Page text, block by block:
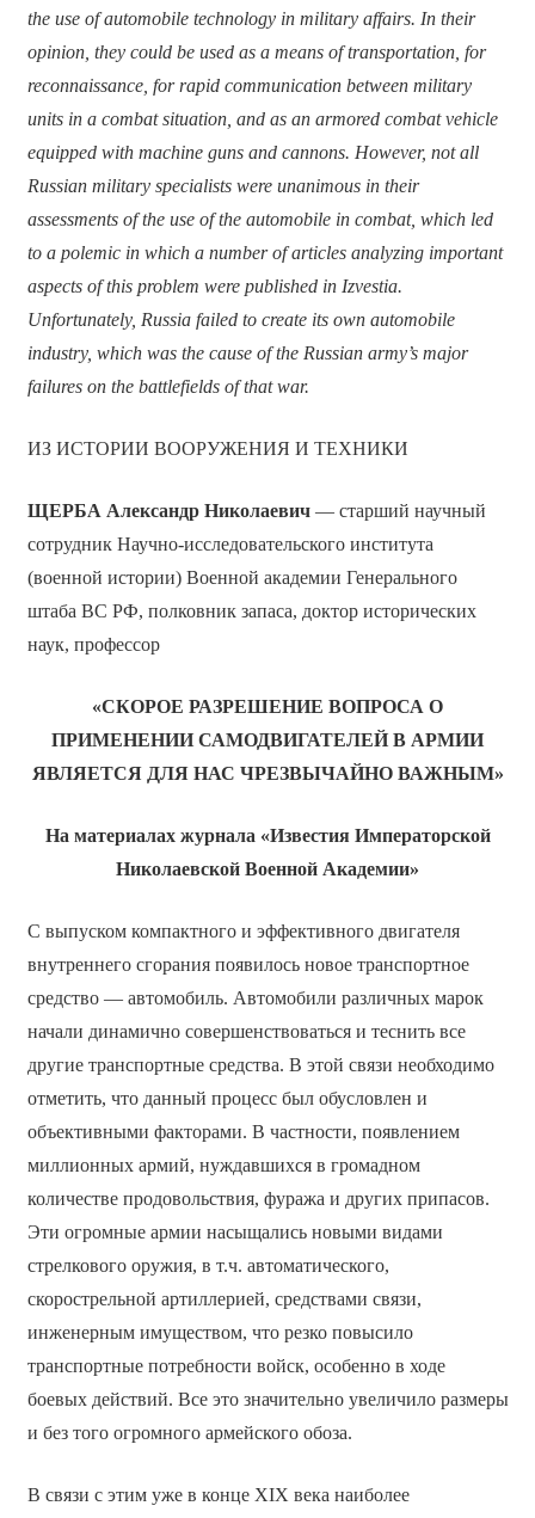
the use of automobile technology in military affairs. In their
opinion, they could be used as a means of transportation, for
reconnaissance, for rapid communication between military
units in a combat situation, and as an armored combat vehicle
equipped with machine guns and cannons. However, not all
Russian military specialists were unanimous in their
assessments of the use of the automobile in combat, which led
to a polemic in which a number of articles analyzing important
aspects of this problem were published in Izvestia.
Unfortunately, Russia failed to create its own automobile
industry, which was the cause of the Russian army’s major
failures on the battlefields of that war.
ИЗ ИСТОРИИ ВООРУЖЕНИЯ И ТЕХНИКИ
ЩЕРБА Александр Николаевич— старший научный
сотрудник Научно-исследовательского института
(военной истории) Военной академии Генерального
штаба ВС РФ, полковник запаса, доктор исторических
наук, профессор
«СКОРОЕ РАЗРЕШЕНИЕ ВОПРОСА О
ПРИМЕНЕНИИ САМОДВИГАТЕЛЕЙ В АРМИИ
ЯВЛЯЕТСЯ ДЛЯ НАС ЧРЕЗВЫЧАЙНО ВАЖНЫМ»
На материалах журнала «Известия Императорской
Николаевской Военной Академии»
С выпуском компактного и эффективного двигателя
внутреннего сгорания появилось новое транспортное
средство — автомобиль. Автомобили различных марок
начали динамично совершенствоваться и теснить все
другие транспортные средства. В этой связи необходимо
отметить, что данный процесс был обусловлен и
объективными факторами. В частности, появлением
миллионных армий, нуждавшихся в громадном
количестве продовольствия, фуража и других припасов.
Эти огромные армии насыщались новыми видами
стрелкового оружия, в т.ч. автоматического,
скорострельной артиллерией, средствами связи,
инженерным имуществом, что резко повысило
транспортные потребности войск, особенно в ходе
боевых действий. Все это значительно увеличило размеры
и без того огромного армейского обоза.
В связи с этим уже в конце XIX века наиболее